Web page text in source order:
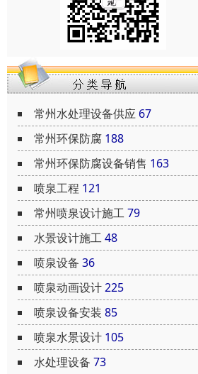
常州水处理设备供应 67
常州环保防腐 188
常州环保防腐设备销售 163
喷泉工程 121
常州喷泉设计施工79
水景设计施工48
喷泉设备 36
喷泉动画设计225
喷泉设备安装 85
喷泉水景设计 105
水处理设备 73